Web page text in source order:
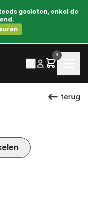
gesloten, enkel de
0
terug